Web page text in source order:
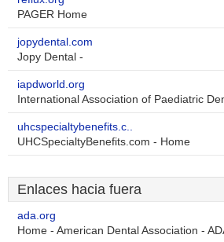
PAGER Home
jopydental.com
Jopy Dental -
iapdworld.org
International Association of Paediatric
uhcspecialtybenefits.c..
UHCSpecialtyBenefits.com - Home
Enlaces hacia fuera
ada.org
Home - American Dental Association -